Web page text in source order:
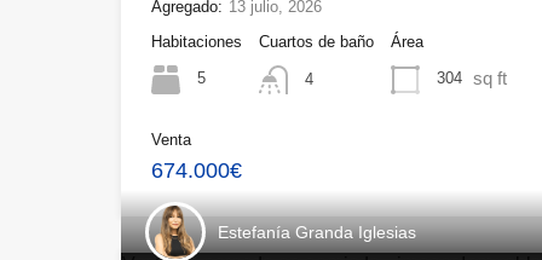
Agregado: 13 julio, 2026
Habitaciones
5
Cuartos de baño
4
Área
304 sq ft
Venta
674.000€
Estefanía Granda Iglesias